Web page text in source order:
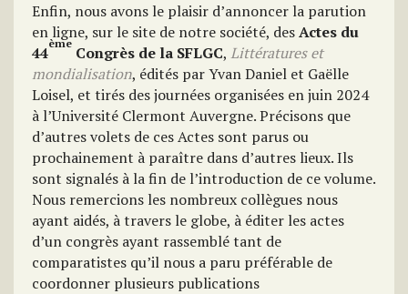
Enfin, nous avons le plaisir d’annoncer la parution
en ligne, sur le site de notre société, desActes du
44ème Congrès de la SFLGC, Littératures et
mondialisation, édités par Yvan Daniel et Gaëlle
Loisel, et tirés des journées organisées en juin 2024
à l’Université Clermont Auvergne. Précisons que
d’autres volets de ces Actes sont parus ou
prochainement à paraître dans d’autres lieux. Ils
sont signalés à la fin de l’introduction de ce volume.
Nous remercions les nombreux collègues nous
ayant aidés, à travers le globe, à éditer les actes
d’un congrès ayant rassemblé tant de
comparatistes qu’il nous a paru préférable de
coordonner plusieurs publications